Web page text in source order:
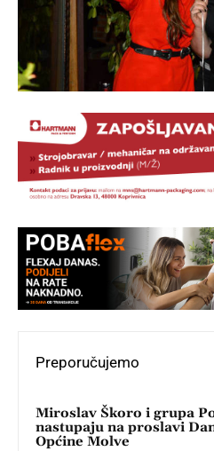
Preporučujemo
Miroslav Škoro i grupa
nastupaju na proslavi
Općine Molve